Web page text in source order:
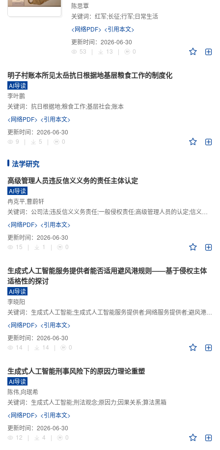
陈思覃
关键词： 红军;长征;行军;日常生活
<网络PDF> <引用本文>
更新时间： 2026-06-30
53
| 13 | 0
明子村账本所见太岳抗日根据地基层粮食工作的制度化
AI导读
李叶鹏
关键词： 抗日根据地;粮食工作;基层社会;账本
<网络PDF> <引用本文>
更新时间： 2026-06-30
9
| 5 | 0
法学研究
高级管理人员违反信义义务的责任主体认定
AI导读
冉克平,曹蔚轩
关键词： 公司法;违反信义义务责任;一般侵权责任;高级管理人员的认定;信义义务
<网络PDF> <引用本文>
更新时间： 2026-06-30
15
| 1 | 0
生成式人工智能服务提供者能否适用避风港规则——基于侵权主体
适格性的探讨
AI导读
李晓阳
关键词： 生成式人工智能;生成式人工智能服务提供者;网络服务提供者;避风港规则;版权责任
<网络PDF> <引用本文>
更新时间： 2026-06-30
14
| 14 | 0
生成式人工智能刑事风险下的原因力理论重塑
AI导读
陈伟,向珉希
关键词： 生成式人工智能;刑法观念;原因力;因果关系;算法黑箱
<网络PDF> <引用本文>
更新时间： 2026-06-30
12
| 4 | 0